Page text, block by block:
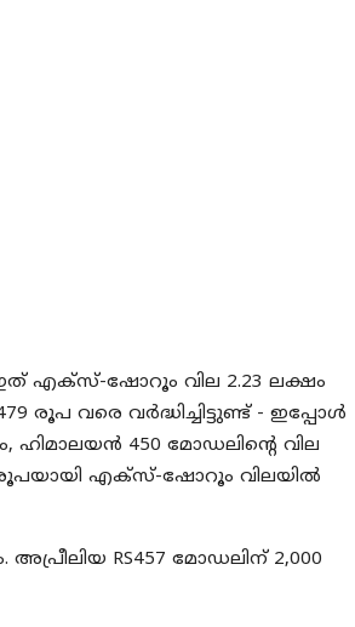
ഇത് എക്സ്-ഷോറൂം വില 2.23 ലക്ഷം
രൂപ വരെ വർദ്ധിച്ചിട്ടുണ്ട് - ഇപ്പോൾ
ഹിമാലയൻ 450 മോഡലിന്റെ വില
രൂപയായി എക്സ്-ഷോറൂം വിലയിൽ
RS457 മോഡലിന് 2,000